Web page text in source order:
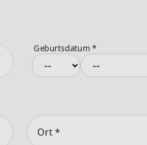
Geburtsdatum*
Ort*